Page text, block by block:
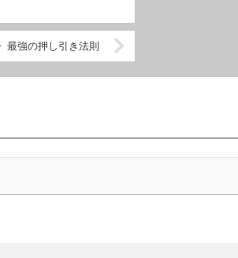
最強の押し引き法則